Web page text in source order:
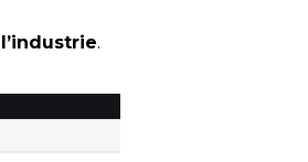
l’industrie.